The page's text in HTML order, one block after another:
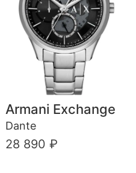
Armani Exchange
Dante
28 890 ₽